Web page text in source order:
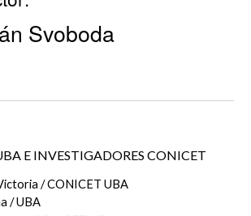
Svoboda
E INVESTIGADORES CONICET
/ CONICET UBA
/ UBA